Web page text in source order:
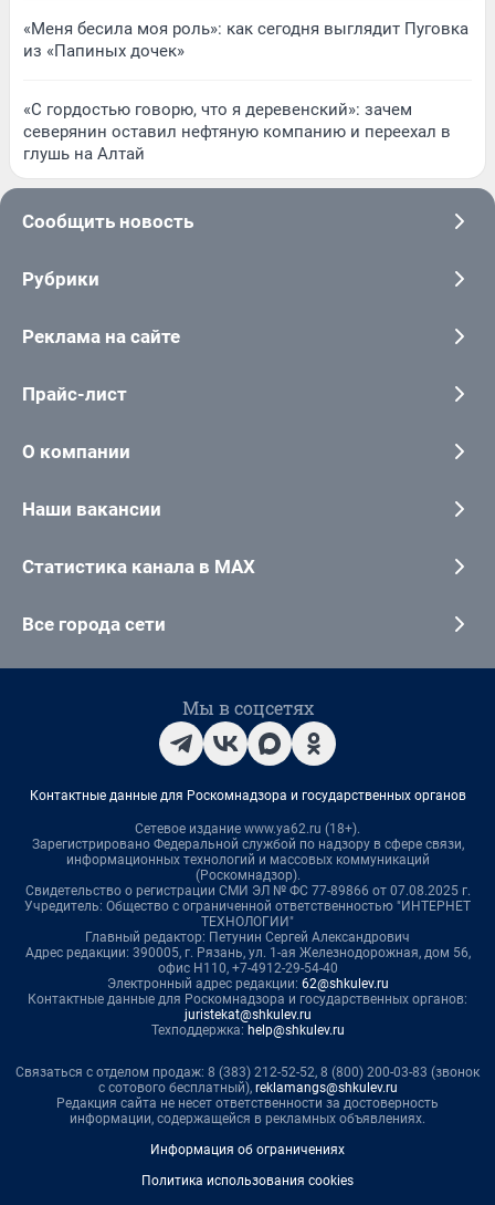
«Меня бесила моя роль»: как сегодня выглядит Пуговка
из «Папиных дочек»
«С гордостью говорю, что я деревенский»: зачем
северянин оставил нефтяную компанию и переехал в
глушь на Алтай
Сообщить новость
Рубрики
Реклама на сайте
Прайс-лист
О компании
Наши вакансии
Статистика канала в MAX
Все города сети
Мы в соцсетях
Контактные данные для Роскомнадзора и государственных органов
Сетевое издание www.ya62.ru (18+).
Зарегистрировано Федеральной службой по надзору в сфере связи,
информационных технологий и массовых коммуникаций
(Роскомнадзор).
Свидетельство о регистрации СМИ ЭЛ № ФС 77-89866 от 07.08.2025 г.
Учредитель: Общество с ограниченной ответственностью "ИНТЕРНЕТ
ТЕХНОЛОГИИ"
Главный редактор: Петунин Сергей Александрович
Адрес редакции: 390005, г. Рязань, ул. 1-ая Железнодорожная, дом 56,
офис Н110, +7-4912-29-54-40
Электронный адрес редакции: 62@shkulev.ru
Контактные данные для Роскомнадзора и государственных органов:
juristekat@shkulev.ru
Техподдержка: help@shkulev.ru
Связаться с отделом продаж: 8 (383) 212-52-52, 8 (800) 200-03-83 (звонок
с сотового бесплатный), reklamangs@shkulev.ru
Редакция сайта не несет ответственности за достоверность
информации, содержащейся в рекламных объявлениях.
Информация об ограничениях
Политика использования cookies